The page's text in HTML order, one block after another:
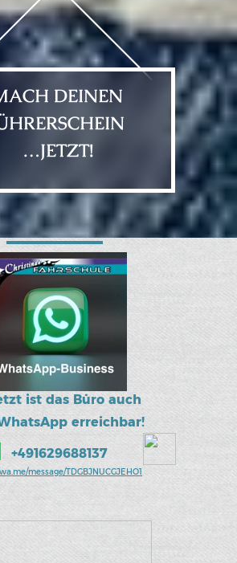
DEINEN
…JETZT!
Aktuelles
ist das Büro auch
erreichbar!
+491629688137
message/TDGBJNUCGJEHO1